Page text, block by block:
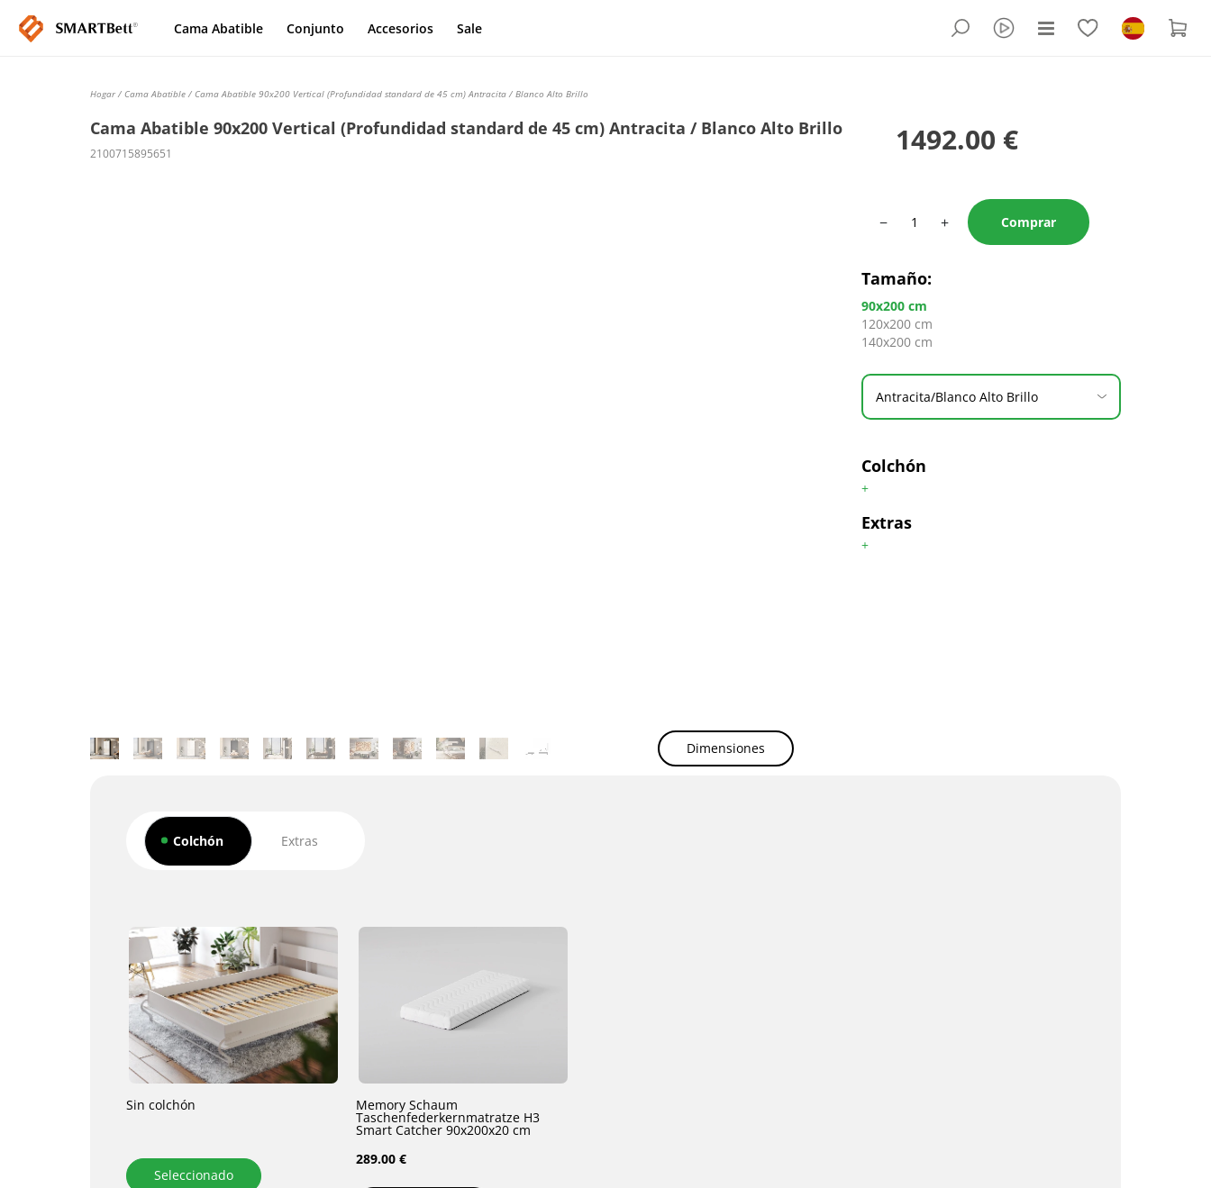
Cama Abatible Conjunto Accesorios Sale
Hogar / Cama Abatible / Cama Abatible 90x200 Vertical (Profundidad standard de 45 cm) Antracita / Blanco Alto Brillo
Cama Abatible 90x200 Vertical (Profundidad standard de 45 cm) Antracita / Blanco Alto Brillo
2100715895651 1492.00 €
Dimensiones
− + Comprar
Tamaño:
90x200 cm
120x200 cm
140x200 cm
Antracita/Blanco Alto Brillo
Colchón
+
Extras
+
Colchón Extras
Sin colchón
Seleccionado
Memory Schaum
Taschenfederkernmatratze H3
Smart Catcher 90x200x20 cm
289.00 €